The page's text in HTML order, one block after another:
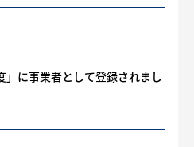
」に事業者として登録されまし